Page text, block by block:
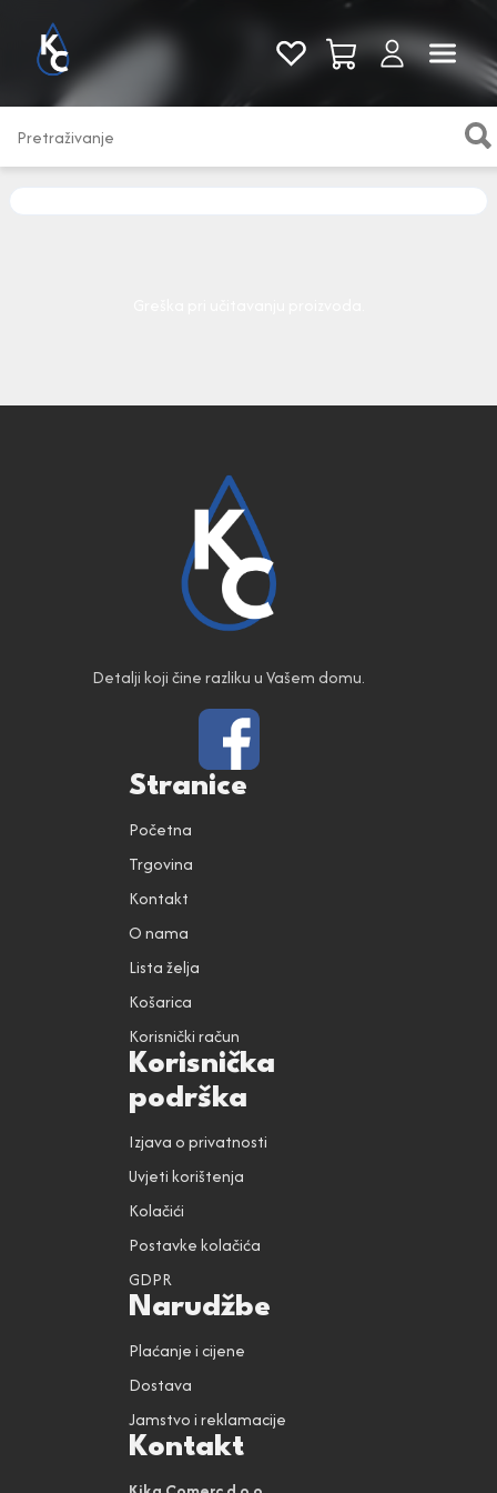
Pogledaj sve
Detalji koji čine razliku u Vašem domu.
Stranice
Početna
Trgovina
Kontakt
O nama
Lista želja
Košarica
Korisnički račun
Korisnička
podrška
Izjava o privatnosti
Uvjeti korištenja
Kolačići
Postavke kolačića
GDPR
Narudžbe
Plaćanje i cijene
Dostava
Jamstvo i reklamacije
Kontakt